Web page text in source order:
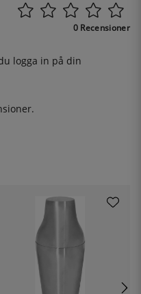
0 Recensioner
logga in på din